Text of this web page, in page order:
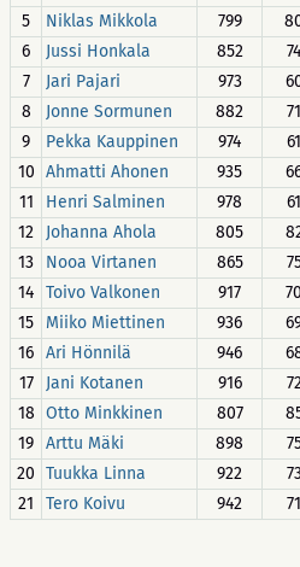
5
Niklas Mikkola 799
6
Jussi Honkala 852 74
7
Jari Pajari 973
8
Jonne Sormunen 882 71
9
Pekka Kauppinen 974 61
10 Ahmatti Ahonen 935
11
Henri Salminen 978 61
12
Johanna Ahola 805
13
Nooa Virtanen 865
14 Toivo Valkonen 917 70
15
Miiko Miettinen 936
16 Ari Hönnilä 946
17
Jani Kotanen 916
18 Otto Minkkinen 807
19 Arttu Mäki 898
20 Tuukka Linna 922
21
Tero Koivu 942 71